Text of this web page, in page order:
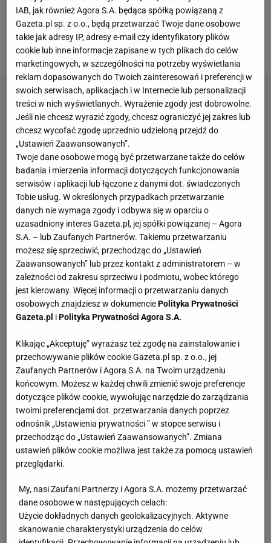
Karabachu FKGunduz Abbaszadeh, który
Gurbanowanazwał nawet nie tyle byłym trenerem
Emrelego, ile jego nauczycielem.
Zobacz wideoLegenda Legii jednoznacznie: Jest
winny chaosu. "To nie jest katastrofa. To skandal"
IAB, jak również Agora S.A. będąca spółką powiązaną z
Gazeta.pl sp. z o.o., będą przetwarzać Twoje dane osobowe
takie jak adresy IP, adresy e-mail czy identyfikatory plików
cookie lub inne informacje zapisane w tych plikach do celów
marketingowych, w szczególności na potrzeby wyświetlania
reklam dopasowanych do Twoich zainteresowań i preferencji w
swoich serwisach, aplikacjach i w Internecie lub personalizacji
treści w nich wyświetlanych. Wyrażenie zgody jest dobrowolne.
Jeśli nie chcesz wyrazić zgody, chcesz ograniczyć jej zakres lub
chcesz wycofać zgodę uprzednio udzieloną przejdź do
„Ustawień Zaawansowanych”.
Twoje dane osobowe mogą być przetwarzane także do celów
badania i mierzenia informacji dotyczących funkcjonowania
serwisów i aplikacji lub łączone z danymi dot. świadczonych
Tobie usług. W określonych przypadkach przetwarzanie
danych nie wymaga zgody i odbywa się w oparciu o
uzasadniony interes Gazeta.pl, jej spółki powiązanej – Agora
S.A. – lub Zaufanych Partnerów. Takiemu przetwarzaniu
możesz się sprzeciwić, przechodząc do „Ustawień
Zaawansowanych” lub przez kontakt z administratorem – w
zależności od zakresu sprzeciwu i podmiotu, wobec którego
jest kierowany. Więcej informacji o przetwarzaniu danych
osobowych znajdziesz w dokumenciePolityka Prywatności
Gazeta.pl iPolityka Prywatności Agora S.A.
Klikając „Akceptuję” wyrażasz też zgodę na zainstalowanie i
przechowywanie plików cookie Gazeta.pl sp. z o.o., jej
Zaufanych Partnerów i Agora S.A. na Twoim urządzeniu
końcowym. Możesz w każdej chwili zmienić swoje preferencje
dotyczące plików cookie, wywołując narzędzie do zarządzania
twoimi preferencjami dot. przetwarzania danych poprzez
odnośnik „Ustawienia prywatności ” w stopce serwisu i
przechodząc do „Ustawień Zaawansowanych”. Zmiana
ustawień plików cookie możliwa jest także za pomocą ustawień
przeglądarki.
My, nasi Zaufani Partnerzy i Agora S.A. możemy przetwarzać
dane osobowe w następujących celach:
Użycie dokładnych danych geolokalizacyjnych. Aktywne
skanowanie charakterystyki urządzenia do celów